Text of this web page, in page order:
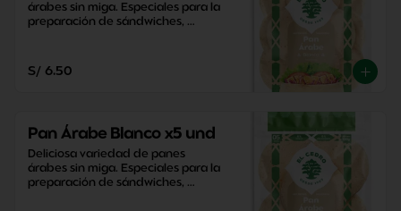
árabes sin miga. Especiales para la
preparación de sándwiches,
S/ 6.50
Pan Árabe Blanco x5 und
Deliciosa variedad de panes
árabes sin miga. Especiales para la
preparación de sándwiches,